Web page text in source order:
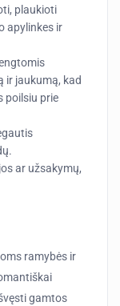
plaukioti
apylinkes ir
ir jaukumą, kad
poilsiu prie
ar užsakymų,
ramybės ir
gamtos